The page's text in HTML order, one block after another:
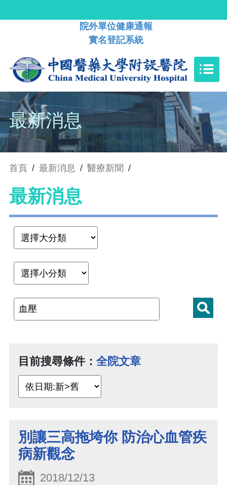
院外單位健康通報
實名登記系統
最新消息
首頁 / 最新消息 / 醫療新聞 /
最新消息
目前搜尋條件： 全院文章
別讓三高拖垮你 防治心血管疾
病新觀念
2018/12/13